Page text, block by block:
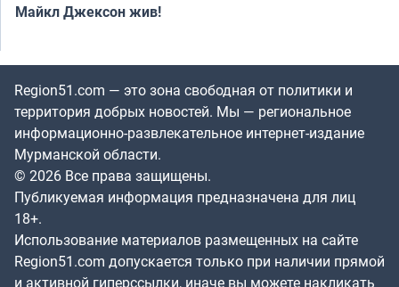
Майкл Джексон жив!
Region51.com — это зона свободная от политики и
территория добрых новостей. Мы — региональное
информационно-развлекательное интернет-издание
Мурманской области.
© 2026 Все права защищены.
Публикуемая информация предназначена для лиц
18+.
Использование материалов размещенных на сайте
Region51.com допускается только при наличии прямой
и активной гиперссылки, иначе вы можете накликать